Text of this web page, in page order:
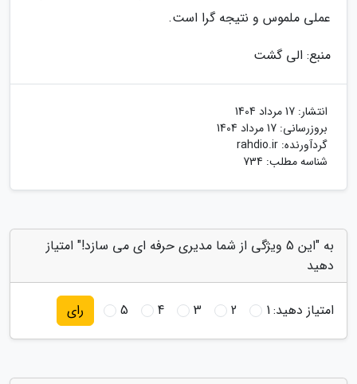
عملی ملموس و نتیجه گرا است.
منبع: الی گشت
انتشار: 17 مرداد 1404
بروزرسانی: 17 مرداد 1404
گردآورنده: rahdio.ir
شناسه مطلب: 734
به "این 5 ویژگی از شما مدیری حرفه ای می سازد!" امتیاز
دهید
امتیاز دهید:1
2
3
4
5 رای